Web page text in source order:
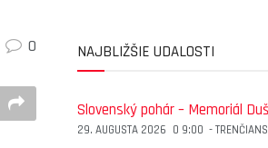
0 NAJBLIŽŠIE UDALOSTI
Slovenský pohár – Memoriál
29. AUGUSTA 2026 O 9:00 -